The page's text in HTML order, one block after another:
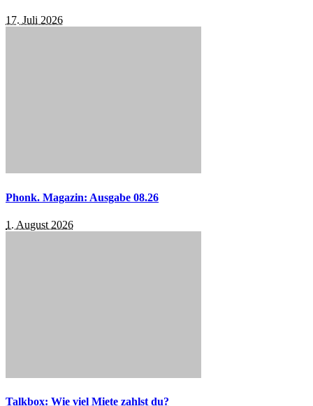
17. Juli 2026
Phonk. Magazin: Ausgabe 08.26
1. August 2026
Talkbox: Wie viel Miete zahlst du?